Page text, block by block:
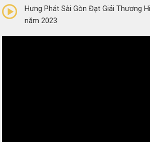
Hưng Phát Sài Gòn Đạt Giải Thương
năm 2023